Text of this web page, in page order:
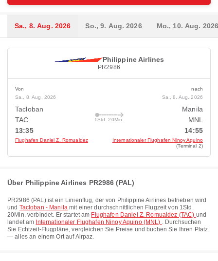
Sa., 8. Aug. 2026 So., 9. Aug. 2026 Mo., 10. Aug.
Philippine Airlines
PR2986
Von
Sa., 8. Aug. 2026
Tacloban
TAC
13:35
Flughafen Daniel Z. Romualdez
1Std. 20Min.
nach
Sa., 8. Aug. 2026
Manila
MNL
14:55
Internationaler Flughafen Ninoy Aquino
(Terminal 2)
Über Philippine Airlines PR2986 (PAL)
PR2986 (PAL) ist ein Linienflug, der von Philippine Airlines betrieben wird
und Tacloban - Manilamit einer durchschnittlichen Flugzeit von 1Std.
20Min.verbindet. Er startet am Flughafen Daniel Z. Romualdez (TAC) und
landet am Internationaler Flughafen Ninoy Aquino (MNL) . Durchsuchen
Sie Echtzeit-Flugpläne, vergleichen Sie Preise und buchen Sie Ihren Platz
— alles an einem Ort auf Airpaz.